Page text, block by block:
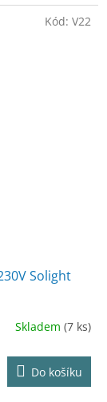
Solight
Skladem (7 ks)
Do košíku
Kód: V22